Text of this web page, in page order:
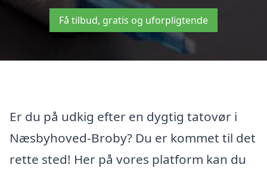
Få tilbud, gratis og uforpligtende
Er du på udkig efter en dygtig tatovør i
Næsbyhoved-Broby? Du er kommet til det
rette sted! Her på vores platform kan du